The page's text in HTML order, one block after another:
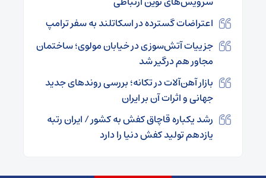
اعتراضات گسترده در اسکاتلند به سفر ترامپ
جزییات آتش‌سوزی در خیابان مولوی؛ ساختمان
مجاور هم درگیر شد
بازار آهن‌آلات در تکانه؛ بررسی روندهای جدید
جهانی و اثرات آن بر ایران
رشد یکباره قاچاق کفش به کشور / ایران رتبه
یازدهم تولید کفش دنیا را دارد